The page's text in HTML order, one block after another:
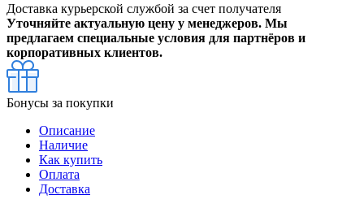
Доставка курьерской службой за счет получателя
Уточняйте актуальную цену у менеджеров. Мы
предлагаем специальные условия для партнёров и
корпоративных клиентов.
Бонусы за покупки
Описание
Наличие
Как купить
Оплата
Доставка